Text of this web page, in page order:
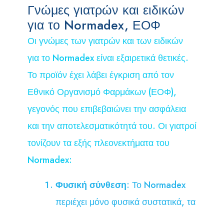
Γνώμες γιατρών και ειδικών
για το Normadex, ΕΟΦ
Οι γνώμες των γιατρών και των ειδικών
για το Normadex είναι εξαιρετικά θετικές.
Το προϊόν έχει λάβει έγκριση από τον
Εθνικό Οργανισμό Φαρμάκων (ΕΟΦ),
γεγονός που επιβεβαιώνει την ασφάλεια
και την αποτελεσματικότητά του. Οι γιατροί
τονίζουν τα εξής πλεονεκτήματα του
Normadex:
Φυσική σύνθεση: Το Normadex
περιέχει μόνο φυσικά συστατικά, τα